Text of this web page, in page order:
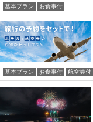
基本プラン お食事付
基本プラン お食事付 航空券付